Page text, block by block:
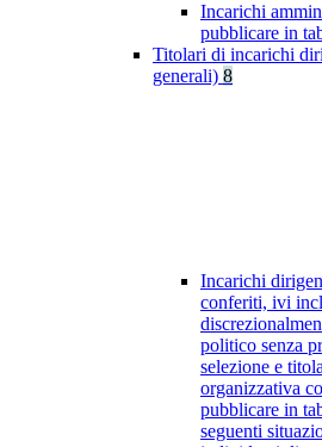
Incarichi
pubblicare in
Titolari di incarichi
generali) 8
Incarichi
conferiti, ivi
politico senza
selezione e
organizzativa
pubblicare in
seguenti